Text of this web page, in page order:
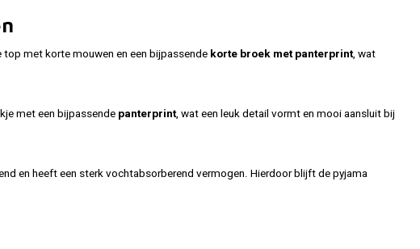
met korte mouwen en een bijpassende korte broek met panterprint, wat
met een bijpassende panterprint, wat een leuk detail vormt en mooi aansluit bij
en heeft een sterk vochtabsorberend vermogen. Hierdoor blijft de pyjama